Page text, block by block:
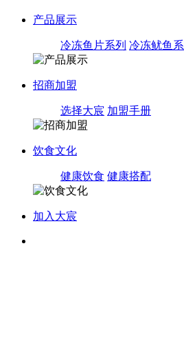
产品展示
冷冻鱼片系列 冷冻鱿鱼系
招商加盟
选择大宸 加盟手册
饮食文化
健康饮食 健康搭配
加入大宸